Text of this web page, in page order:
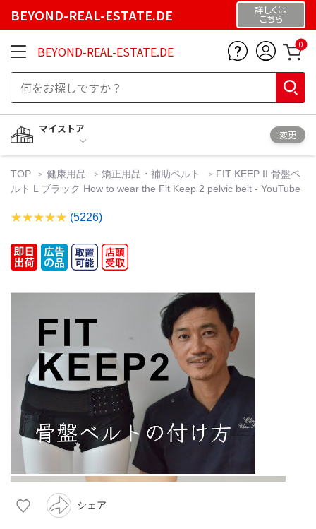
BEYOND-REAL-ESTATE.DE 詳しくは
こちら
BEYOND-REAL-ESTATE.DE 0
マイストア
変更
TOP 健康用品 矯正用品・補助ベルト
FIT KEEP II 骨盤ベ
ルト L ブラック How to wear the Fit Keep 2 pelvic belt - YouTube
(5226)
シェア